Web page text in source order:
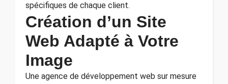
spécifiques de chaque client.
Création d’un Site
Web Adapté à Votre
Image
Une agence de développement web sur mesure